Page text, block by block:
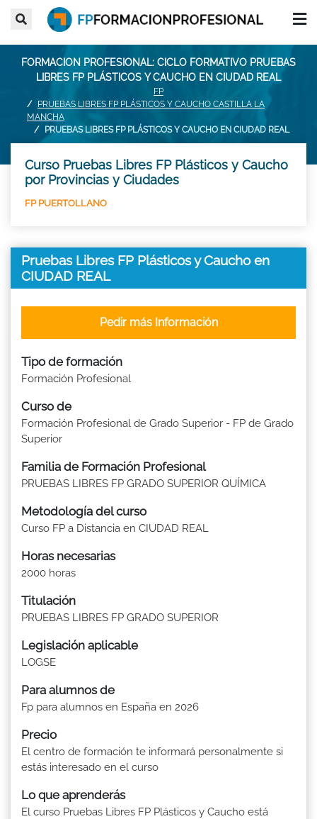
FORMACION PROFESIONAL: CICLO FORMATIVO PRUEBAS
LIBRES FP PLÁSTICOS Y CAUCHO EN CIUDAD REAL
FP
PRUEBAS LIBRES FP PLÁSTICOS Y CAUCHO CASTILLA LA
MANCHA
PRUEBAS LIBRES FP PLÁSTICOS Y CAUCHO EN CIUDAD REAL
Curso Pruebas Libres FP Plásticos y Caucho
por Provincias y Ciudades
FP PUERTOLLANO
Pruebas Libres FP Plásticos y Caucho en
CIUDAD REAL
Tipo de formación
Formación Profesional
Curso de
Formación Profesional de Grado Superior - FP de Grado
Superior
Familia de Formación Profesional
PRUEBAS LIBRES FP GRADO SUPERIOR QUÍMICA
Metodología del curso
Curso FP a Distancia en CIUDAD REAL
Horas necesarias
2000 horas
Titulación
PRUEBAS LIBRES FP GRADO SUPERIOR
Legislación aplicable
LOGSE
Para alumnos de
Fp para alumnos en España en 2026
Precio
El centro de formación te informará personalmente si
estás interesado en el curso
Pedir más Información
Lo que aprenderás
El curso Pruebas Libres FP Plásticos y Caucho está